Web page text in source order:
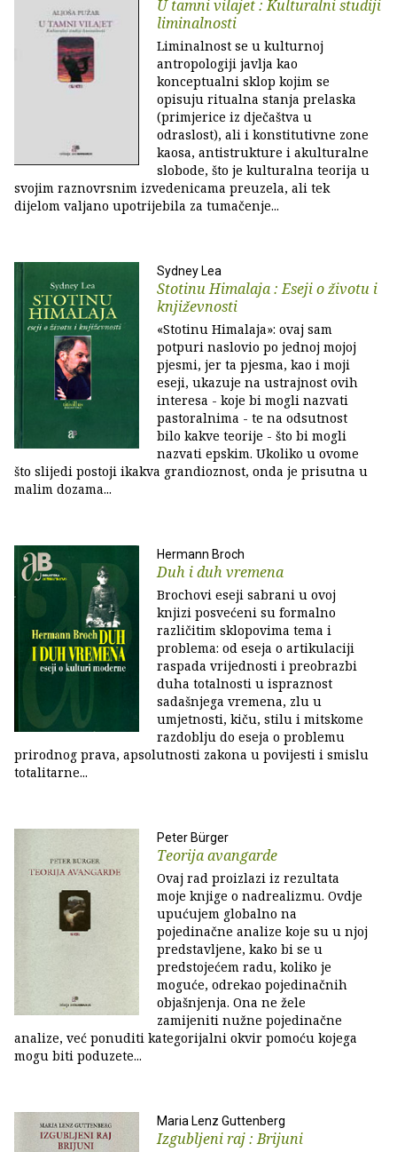
U tamni vilajet : Kulturalni studiji
liminalnosti
Liminalnost se u kulturnoj
antropologiji javlja kao
konceptualni sklop kojim se
opisuju ritualna stanja prelaska
(primjerice iz dječaštva u
odraslost), ali i konstitutivne zone
kaosa, antistrukture i akulturalne
slobode, što je kulturalna teorija u
svojim raznovrsnim izvedenicama preuzela, ali tek
dijelom valjano upotrijebila za tumačenje...
Sydney Lea
Stotinu Himalaja : Eseji o životu i
književnosti
«Stotinu Himalaja»: ovaj sam
potpuri naslovio po jednoj mojoj
pjesmi, jer ta pjesma, kao i moji
eseji, ukazuje na ustrajnost ovih
interesa - koje bi mogli nazvati
pastoralnima - te na odsutnost
bilo kakve teorije - što bi mogli
nazvati epskim. Ukoliko u ovome
što slijedi postoji ikakva grandioznost, onda je prisutna u
malim dozama...
Hermann Broch
Duh i duh vremena
Brochovi eseji sabrani u ovoj
knjizi posvećeni su formalno
različitim sklopovima tema i
problema: od eseja o artikulaciji
raspada vrijednosti i preobrazbi
duha totalnosti u ispraznost
sadašnjega vremena, zlu u
umjetnosti, kiču, stilu i mitskome
razdoblju do eseja o problemu
prirodnog prava, apsolutnosti zakona u povijesti i smislu
totalitarne...
Peter Bürger
Teorija avangarde
Ovaj rad proizlazi iz rezultata
moje knjige o nadrealizmu. Ovdje
upućujem globalno na
pojedinačne analize koje su u njoj
predstavljene, kako bi se u
predstojećem radu, koliko je
moguće, odrekao pojedinačnih
objašnjenja. Ona ne žele
zamijeniti nužne pojedinačne
analize, već ponuditi kategorijalni okvir pomoću kojega
mogu biti poduzete...
Maria Lenz Guttenberg
Izgubljeni raj : Brijuni